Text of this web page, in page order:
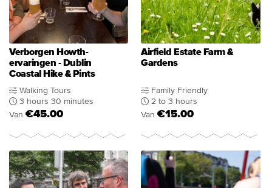
Verborgen Howth-
ervaringen - Dublin
Coastal Hike & Pints
Walking Tours
3 hours 30 minutes
Van €45.00
Airfield Estate Farm &
Gardens
Family Friendly
2 to 3 hours
Van €15.00